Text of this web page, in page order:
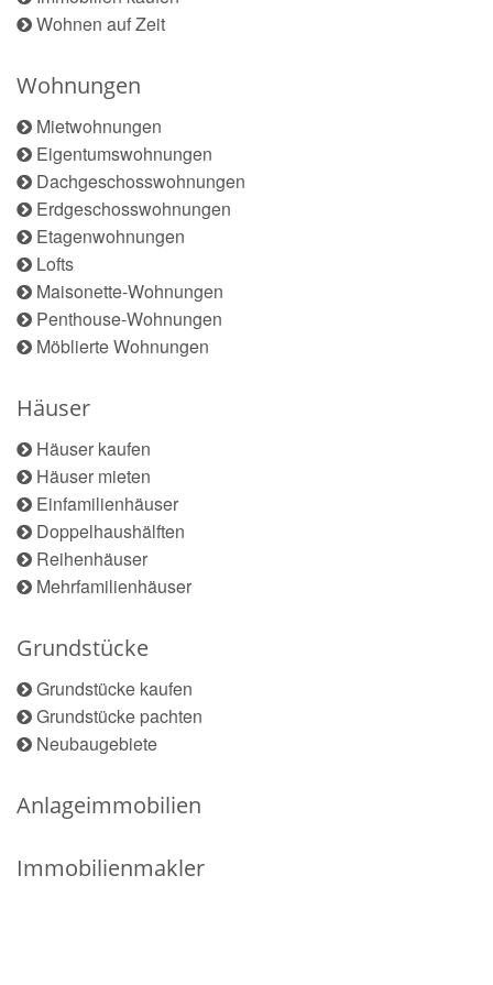
Wohnen auf Zeit
Wohnungen
Mietwohnungen
Eigentumswohnungen
Dachgeschosswohnungen
Erdgeschosswohnungen
Etagenwohnungen
Lofts
Maisonette-Wohnungen
Penthouse-Wohnungen
Möblierte Wohnungen
Häuser
Häuser kaufen
Häuser mieten
Einfamilienhäuser
Doppelhaushälften
Reihenhäuser
Mehrfamilienhäuser
Grundstücke
Grundstücke kaufen
Grundstücke pachten
Neubaugebiete
Anlageimmobilien
Immobilienmakler